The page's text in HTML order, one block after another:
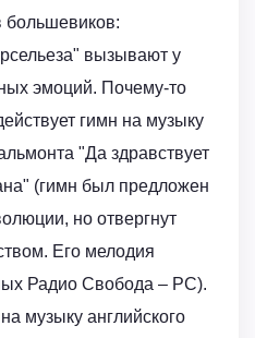
большевиков:
вызывают у
эмоций. Почему-то
гимн на музыку
"Да здравствует
(гимн был предложен
но отвергнут
Его мелодия
Радио Свобода – РС).
музыку английского